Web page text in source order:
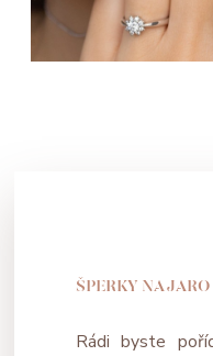
ŠPERKY NA
Rádi byste